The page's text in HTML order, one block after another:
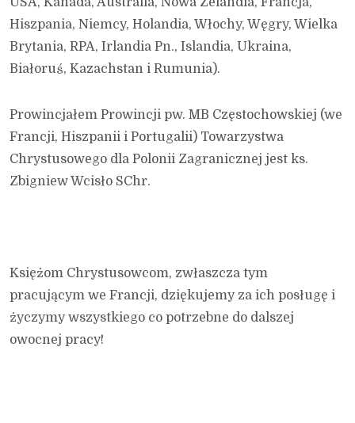
Hiszpania, Niemcy, Holandia, Włochy, Węgry, Wielka
Brytania, RPA, Irlandia Pn., Islandia, Ukraina,
Białoruś, Kazachstan i Rumunia).
Prowincjałem Prowincji pw. MB Częstochowskiej (we
Francji, Hiszpanii i Portugalii) Towarzystwa
Chrystusowego dla Polonii Zagranicznej jest ks.
Zbigniew Wcisło SChr.
Księżom Chrystusowcom, zwłaszcza tym
pracującym we Francji, dziękujemy za ich posługę i
życzymy wszystkiego co potrzebne do dalszej
owocnej pracy!